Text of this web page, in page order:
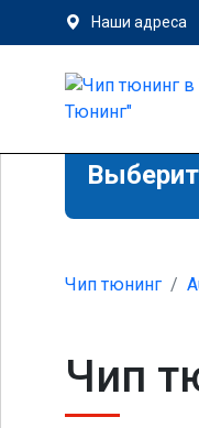
Наши адреса
Чип тюнинг
Чип